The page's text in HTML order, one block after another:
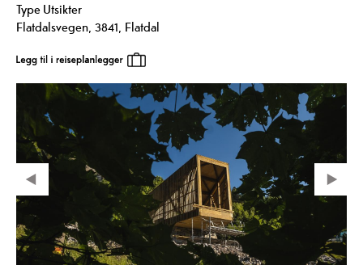
TypeUtsikter
Flatdalsvegen, 3841, Flatdal